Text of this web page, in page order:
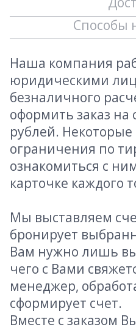
Способы
Наша компания
юридическими
безналичного
оформить заказ на
рублей.
ограничения по
ознакомиться с
карточке каждого
Мы выставляем
бронирует
Вам нужно лишь
чего с Вами
менеджер,
сформирует счет.
Вместе с заказом